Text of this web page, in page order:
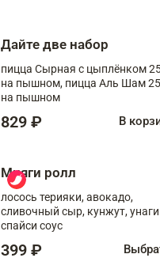
Дайте две набор
пицца Сырная с цыплёнком
на пышном, пицца Аль Шам 25 см
на пышном
829 ₽ В
Мияги ролл
лосось терияки, авокадо,
сливочный сыр, кунжут, унаги
спайси соус
399 ₽